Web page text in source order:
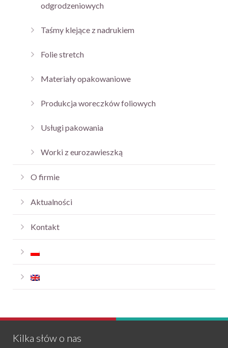
odgrodzeniowych
Taśmy klejące z nadrukiem
Folie stretch
Materiały opakowaniowe
Produkcja woreczków foliowych
Usługi pakowania
Worki z eurozawieszką
O firmie
Aktualności
Kontakt
Kilka słów o nas